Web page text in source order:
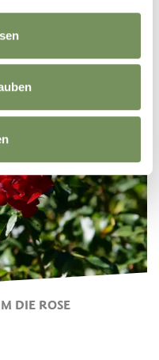
DIE ROSE